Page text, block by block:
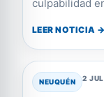
culpabilidad
LEER NOTICIA →
NEUQUÉN 2